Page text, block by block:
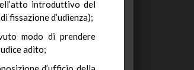
introduttivo del
fissazione d’udienza);
modo di prendere
adìto;